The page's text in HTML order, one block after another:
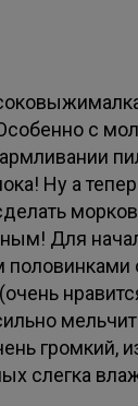
с
Ну а
Для
половинками
громкий,
слегка